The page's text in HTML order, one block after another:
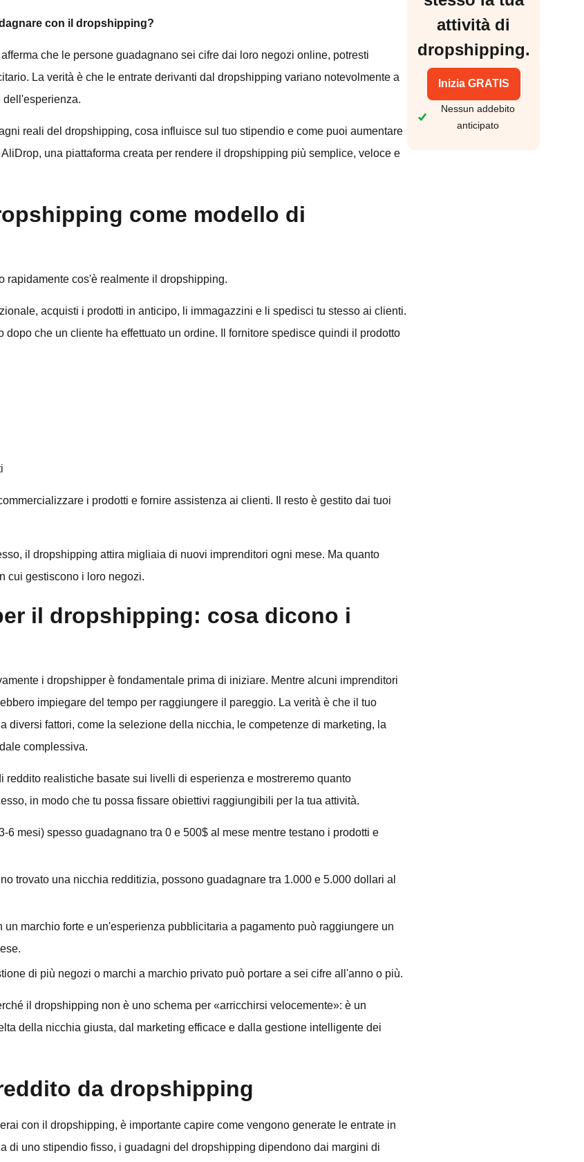
con il dropshipping?
che le persone guadagnano sei cifre dai loro negozi online, potresti
La verità è che le entrate derivanti dal dropshipping variano notevolmente a
reali del dropshipping, cosa influisce sul tuo stipendio e come puoi aumentare
una piattaforma creata per rendere il dropshipping più semplice, veloce e
come modello di
rapidamente cos'è realmente il dropshipping.
acquisti i prodotti in anticipo, li immagazzini e li spedisci tu stesso ai clienti.
dopo che un cliente ha effettuato un ordine. Il fornitore spedisce quindi il prodotto
i prodotti e fornire assistenza ai clienti. Il resto è gestito dai tuoi
il dropshipping attira migliaia di nuovi imprenditori ogni mese. Ma quanto
cui gestiscono i loro negozi.
il dropshipping: cosa dicono i
i dropshipper è fondamentale prima di iniziare. Mentre alcuni imprenditori
impiegare del tempo per raggiungere il pareggio. La verità è che il tuo
diversi fattori, come la selezione della nicchia, le competenze di marketing, la
complessiva.
reddito realistiche basate sui livelli di esperienza e mostreremo quanto
in modo che tu possa fissare obiettivi raggiungibili per la tua attività.
6 mesi) spesso guadagnano tra 0 e 500$ al mese mentre testano i prodotti e
trovato una nicchia redditizia, possono guadagnare tra 1.000 e 5.000 dollari al
un marchio forte e un'esperienza pubblicitaria a pagamento può raggiungere un
di più negozi o marchi a marchio privato può portare a sei cifre all'anno o più.
il dropshipping non è uno schema per «arricchirsi velocemente»: è un
della nicchia giusta, dal marketing efficace e dalla gestione intelligente dei
da dropshipping
con il dropshipping, è importante capire come vengono generate le entrate in
di uno stipendio fisso, i guadagni del dropshipping dipendono dai margini di
attività di
dropshipping.
Inizia GRATIS
Nessun addebito
anticipato